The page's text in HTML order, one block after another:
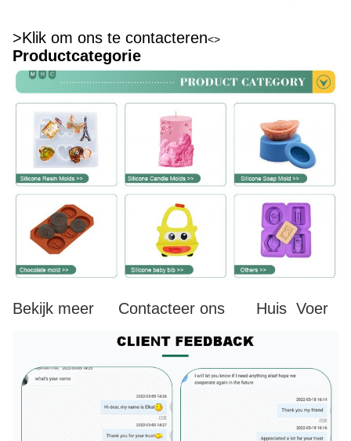
>Klik om ons te contacteren<>
Productcategorie
Bekijk meer Contacteer ons Huis Voer